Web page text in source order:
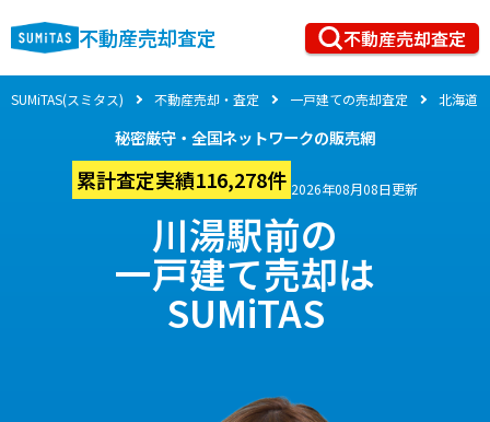
不動産売却査定 不動産売却査定
SUMiTAS(スミタス) 不動産売却・査定 一戸建ての売却査定 北海道
秘密厳守・全国ネットワークの販売網
累計査定実績116,278件 2026年08月08日更新
川湯駅前の
一戸建て売却は
SUMiTAS